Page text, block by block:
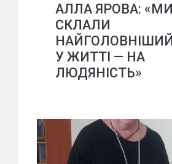
АЛЛА ЯРОВА: «МИ
СКЛАЛИ
У ЖИТТІ — НА
ЛЮДЯНІСТЬ»